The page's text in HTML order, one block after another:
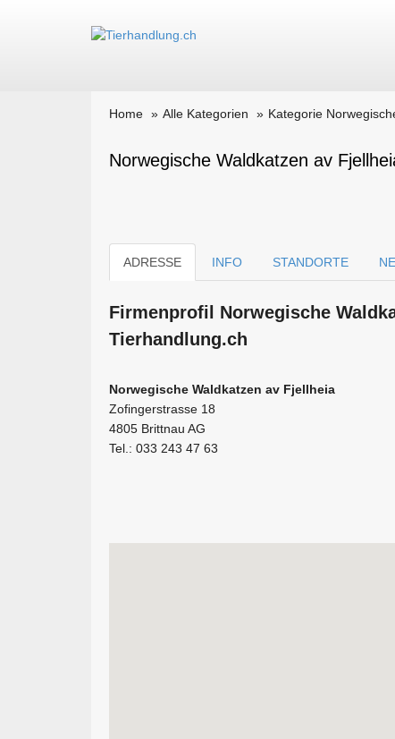
Home Alle Kategorien Kategorie
Norwegische Waldkatzen av
ADRESSE INFO STANDORTE
Firmen­profil Norwegische
Tierhandlung.ch
Norwegische Waldkatzen av Fjellheia
Zofingerstrasse 18
4805 Brittnau AG
Tel.: 033 243 47 63